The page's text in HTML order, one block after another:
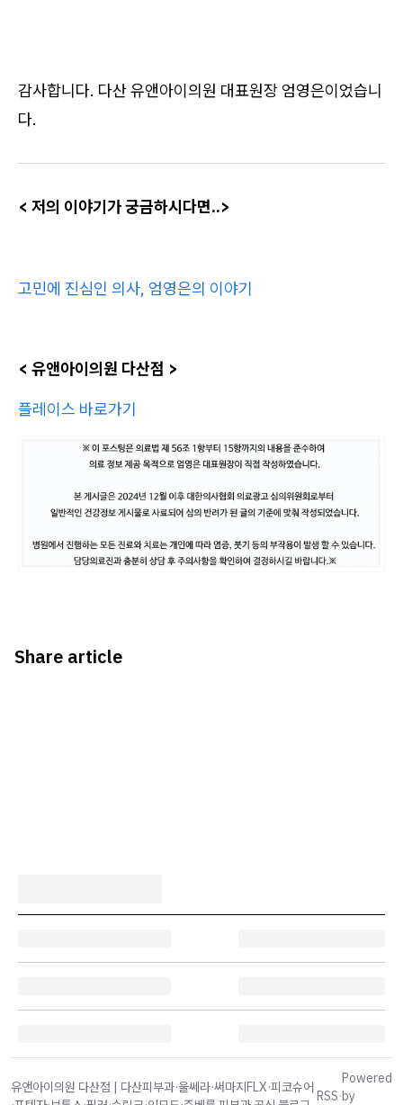
감사합니다. 다산 유앤아이의원 대표원장 엄영은이었습니
다.
​< 저의 이야기가 궁금하시다면..>
고민에 진심인 의사, 엄영은의 이야기
​< 유앤아이의원 다산점 >
플레이스 바로가기
Share article
유앤아이의원 다산점 | 다산피부과·울쎄라·써마지FLX·피코슈어
RSS·
Powered
by